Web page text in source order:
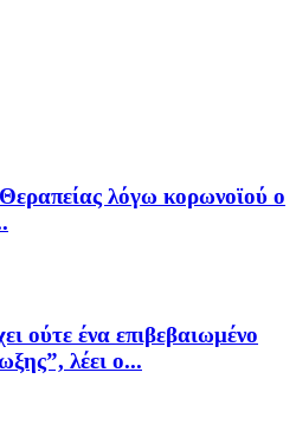
λόγω κορωνοϊού ο
ούτε ένα επιβεβαιωμένο
λέει ο...